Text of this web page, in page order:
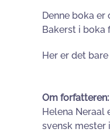
Denne boka
Bakerst i boka
Her er det
Om forfatteren:
Helena Neraal
svensk mester